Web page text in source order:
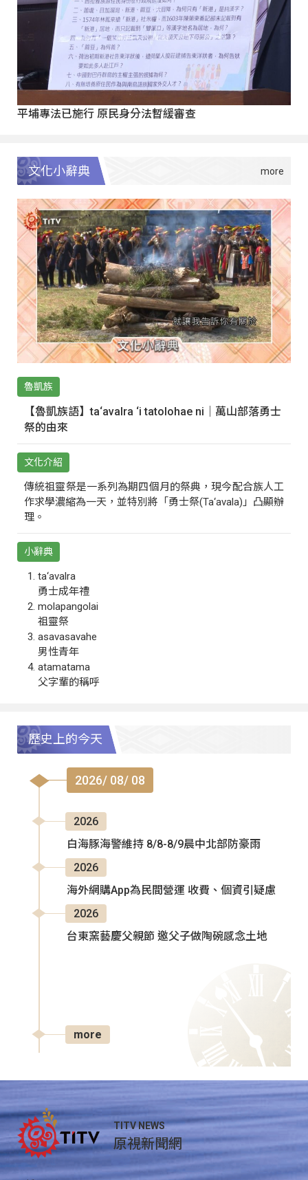
平埔專法已施行 原民身分法暫緩審查
文化小辭典
魯凱族
【魯凱族語】ta‘avalra ‘i tatolohae ni｜萬山部落勇士
祭的由來
文化介紹
傳統祖靈祭是一系列為期四個月的祭典，現今配合族人工
作求學濃縮為一天，並特別將「勇士祭(Ta‘avala)」凸顯辦
理。
小辭典
ta‘avalra
勇士成年禮
molapangolai
祖靈祭
asavasavahe
男性青年
atamatama
父字輩的稱呼
歷史上的今天
2026/ 08/ 08
2026
白海豚海警維持 8/8-8/9晨中北部防豪雨
2026
海外網購App為民間營運 收費、個資引疑慮
2026
台東窯藝慶父親節 邀父子做陶碗感念土地
more
TITV NEWS
原視新聞網